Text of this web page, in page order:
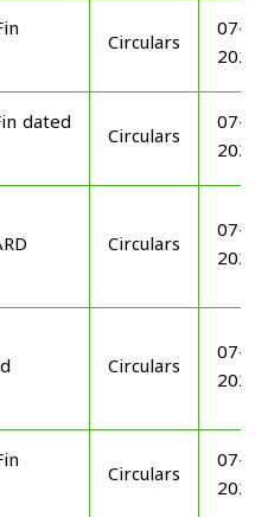
Circulars
07-
dated
Circulars
07-
Circulars
07-
Circulars
07-
Circulars
07-